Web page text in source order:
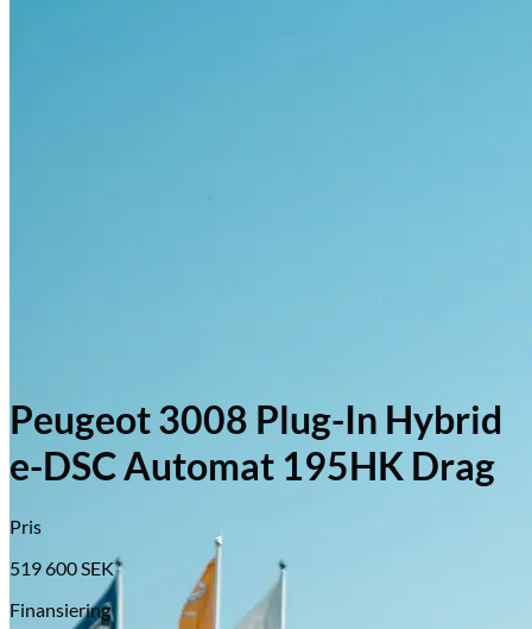
Peugeot 3008 Plug-In Hybrid
e-DSC Automat 195HK Drag
Pris
519 600 SEK
Finansiering